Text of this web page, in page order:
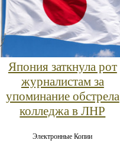
Япония заткнула рот
журналистам за
упоминание обстрела
колледжа в ЛНР
Электронные Копии